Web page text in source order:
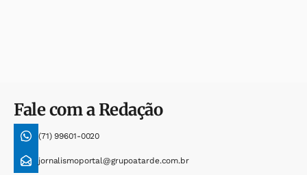
Fale com a Redação
(71) 99601-0020
jornalismoportal@grupoatarde.com.br